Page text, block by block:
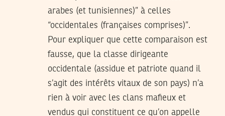
arabes (et tunisiennes)” à celles
“occidentales (françaises comprises)”.
Pour expliquer que cette comparaison est
fausse, que la classe dirigeante
occidentale (assidue et patriote quand il
s’agit des intérêts vitaux de son pays) n’a
rien à voir avec les clans mafieux et
vendus qui constituent ce qu’on appelle